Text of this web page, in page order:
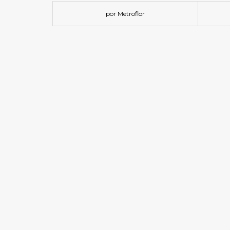
por Metroflor